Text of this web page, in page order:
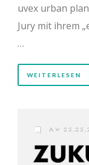
uvex urban
Jury mit ihrem
…
WEITERLESEN
AM